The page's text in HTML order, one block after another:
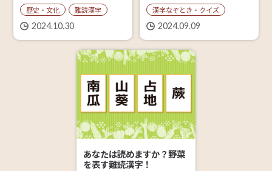
歴史・文化 難読漢字
2024.10.30
漢字なぞとき・クイズ
2024.09.09
あなたは読めますか？野菜
を表す難読漢字！